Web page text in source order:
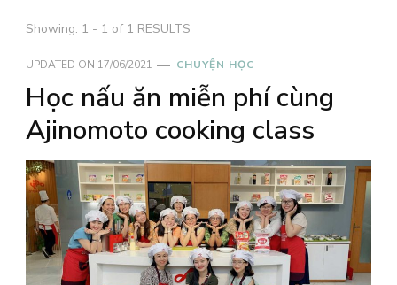
Showing: 1 - 1 of 1 RESULTS
UPDATED ON 17/06/2021 CHUYỆN HỌC
Học nấu ăn miễn phí cùng
Ajinomoto cooking class